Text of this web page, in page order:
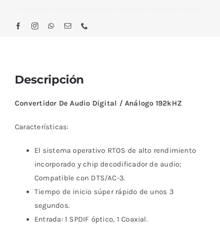
Descripción
Convertidor De Audio Digital / Análogo 192kHZ
Características:
El sistema operativo RTOS de alto rendimiento
incorporado y chip decodificador de audio;
Compatible con DTS/AC-3.
Tiempo de inicio súper rápido de unos 3
segundos.
Entrada: 1 SPDIF óptico, 1 Coaxial.